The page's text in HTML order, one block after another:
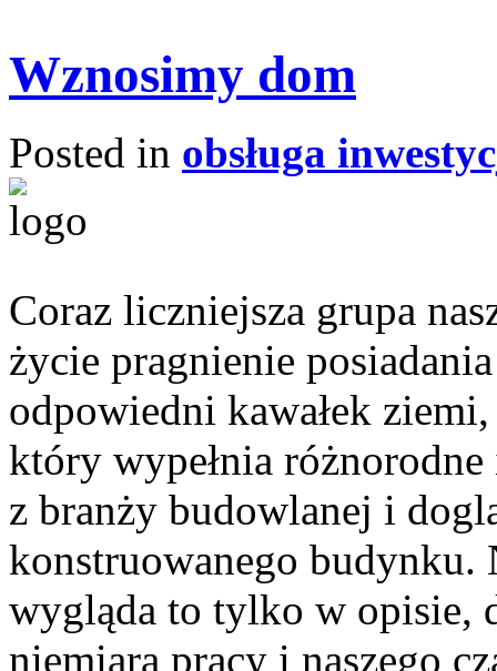
Wznosimy dom
Posted in obsługa
Coraz liczniejsza grupa
życie pragnienie
odpowiedni kawałek
który wypełnia
z branży budowlanej i
konstruowanego budynku.
wygląda to tylko w opisie,
niemiara pracy i naszego